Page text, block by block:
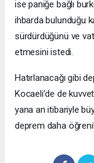
ise paniğe bağlı
ihbarda bulunduğu
sürdürdüğünü ve
etmesini istedi.
Hatırlanacağı gibi
Kocaeli’de de
yana an itibariyle
deprem daha